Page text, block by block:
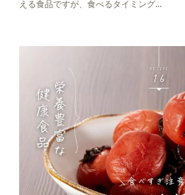
える食品ですが、食べるタイミング…